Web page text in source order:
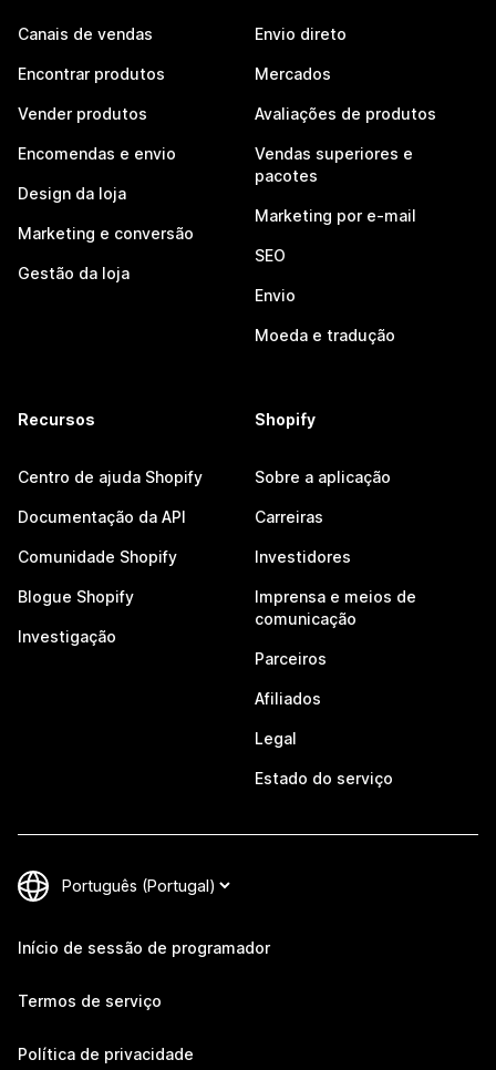
Canais de vendas
Encontrar produtos
Vender produtos
Encomendas e envio
Design da loja
Marketing e conversão
Gestão da loja
Envio direto
Mercados
Avaliações de produtos
Vendas superiores e
pacotes
Marketing por e-mail
SEO
Envio
Moeda e tradução
Recursos
Centro de ajuda Shopify
Documentação da API
Comunidade Shopify
Blogue Shopify
Investigação
Shopify
Sobre a aplicação
Carreiras
Investidores
Imprensa e meios de
comunicação
Parceiros
Afiliados
Legal
Estado do serviço
Início de sessão de programador
Termos de serviço
Política de privacidade